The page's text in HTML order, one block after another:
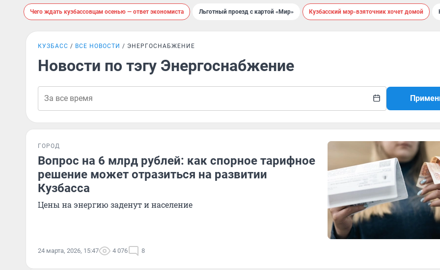
Чего ждать кузбассовцам осенью — ответ экономиста Льготный проезд с картой «Мир» Кузбасский мэр-взяточник хочет домой
КУЗБАСС ВСЕ НОВОСТИ ЭНЕРГОСНАБЖЕНИЕ
Новости по тэгу Энергоснабжение
ГОРОД
Вопрос на 6 млрд рублей: как спорное тарифное
решение может отразиться на развитии
Кузбасса
Цены на энергию заденут и население
24 марта, 2026, 15:47 4 076 8